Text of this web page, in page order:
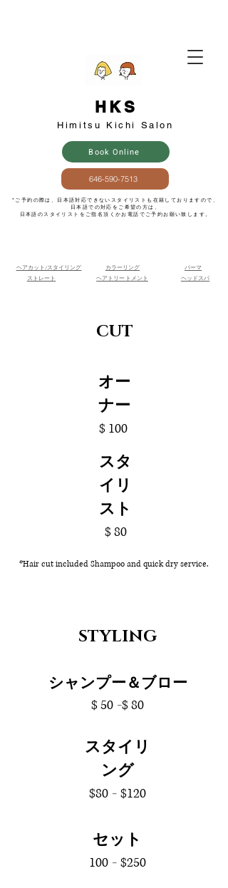
HKS
​Himitsu Kichi Salon
Book Online
646-590-7513
​*ご予約の際は、日本語対応できないスタイリストも在籍しておりますので、
日本語での対応をご希望の方は、
日本語のスタイリストをご指名頂くかお電話でご予約お願い致します。
ヘアカット/スタイリング
​カラーリング
ストレート
ヘアトリートメント
パーマ
​ヘッドスパ
​CUT
​オー
ナー
$ 100
スタ
イリ
スト
$ 80
*Hair cut included Shampoo and quick dry service.
​STYLING
シャンプー＆ブロー
$ 50-$ 80
​スタイリ
ング
$80- $120
​セット
100- $250